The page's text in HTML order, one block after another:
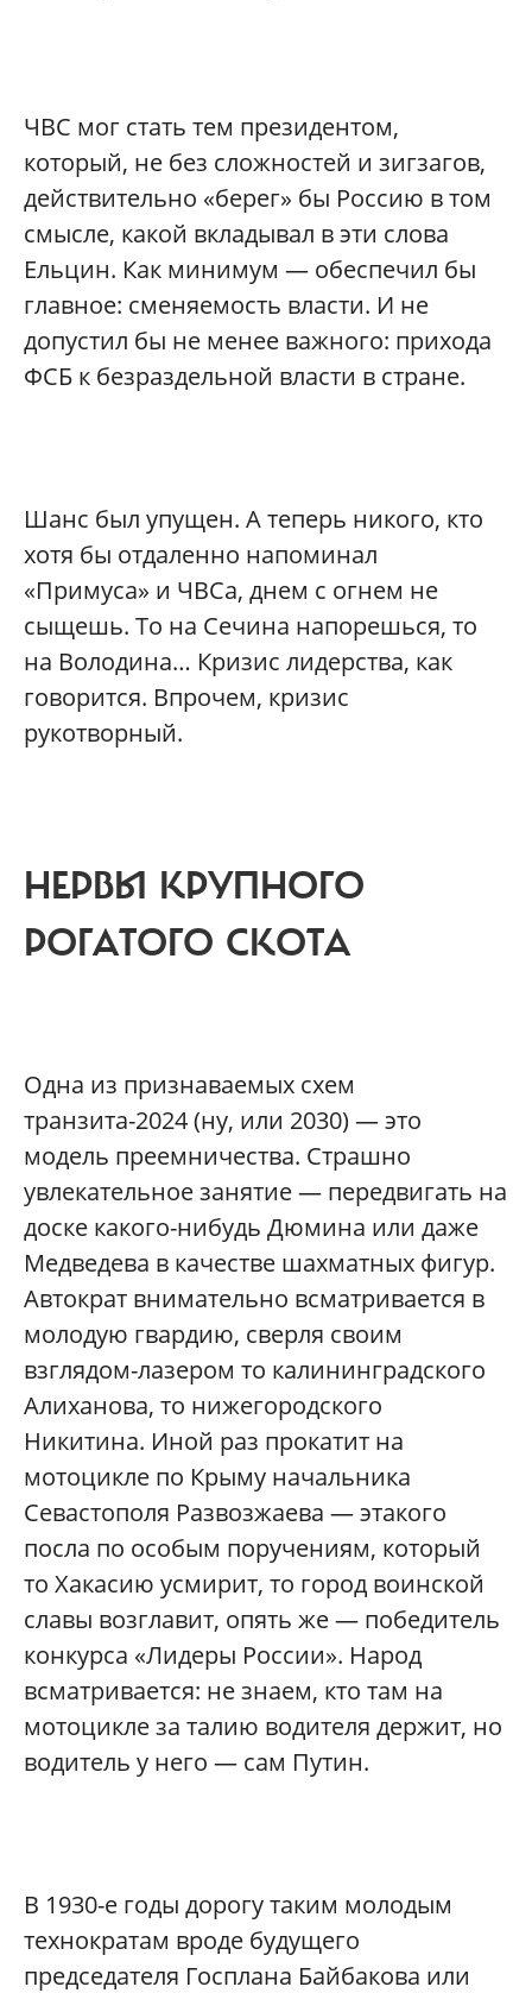
ЧВС мог стать тем президентом,
который, не без сложностей и зигзагов,
действительно «берег» бы Россию в том
смысле, какой вкладывал в эти слова
Ельцин. Как минимум — обеспечил бы
главное: сменяемость власти. И не
допустил бы не менее важного: прихода
ФСБ к безраздельной власти в стране.
Шанс был упущен. А теперь никого, кто
хотя бы отдаленно напоминал
«Примуса» и ЧВСа, днем с огнем не
сыщешь. То на Сечина напорешься, то
на Володина… Кризис лидерства, как
говорится. Впрочем, кризис
рукотворный.
НЕРВЫ КРУПНОГО
РОГАТОГО СКОТА
Одна из признаваемых схем
транзита-2024 (ну, или 2030) — это
модель преемничества. Страшно
увлекательное занятие — передвигать на
доске какого-нибудь Дюмина или даже
Медведева в качестве шахматных фигур.
Автократ внимательно всматривается в
молодую гвардию, сверля своим
взглядом-лазером то калининградского
Алиханова, то нижегородского
Никитина. Иной раз прокатит на
мотоцикле по Крыму начальника
Севастополя Развозжаева — этакого
посла по особым поручениям, который
то Хакасию усмирит, то город воинской
славы возглавит, опять же — победитель
конкурса «Лидеры России». Народ
всматривается: не знаем, кто там на
мотоцикле за талию водителя держит, но
водитель у него — сам Путин.
В 1930-е годы дорогу таким молодым
технократам вроде будущего
председателя Госплана Байбакова или